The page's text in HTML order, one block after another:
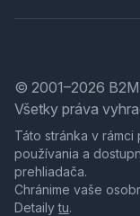
© 2001–2026
Všetky práva
Táto stránka v
používania a
prehliadača.
Chránime vaše
Detailytu.